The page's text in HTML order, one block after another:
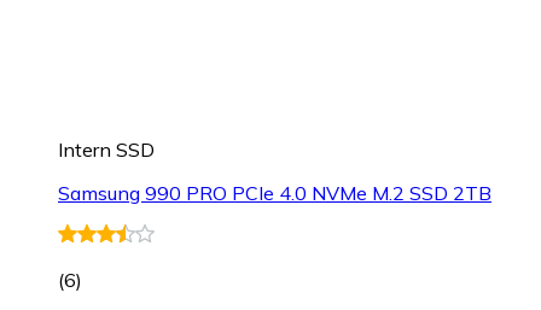
Intern SSD
Samsung 990 PRO PCIe 4.0 NVMe M.2 SSD 2TB
(6)